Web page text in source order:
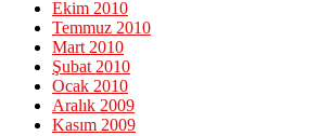
Ekim 2010
Temmuz 2010
Mart 2010
Şubat 2010
Ocak 2010
Aralık 2009
Kasım 2009